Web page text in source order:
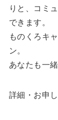
りと、コミ
できます。
ものくろキ
ン。
あなたも一
詳細・お申